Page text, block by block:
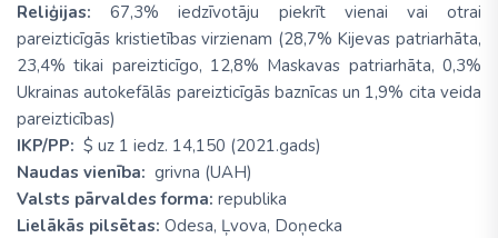
Reliģijas: 67,3% iedzīvotāju piekrīt vienai vai otrai
pareizticīgās kristietības virzienam (28,7% Kijevas patriarhāta,
23,4% tikai pareizticīgo, 12,8% Maskavas patriarhāta, 0,3%
Ukrainas autokefālās pareizticīgās baznīcas un 1,9% cita veida
pareizticības)
IKP/PP: $ uz 1 iedz. 14,150 (2021.gads)
Naudas vienība: grivna (UAH)
Valsts pārvaldes forma: republika
Lielākās pilsētas: Odesa, Ļvova, Doņecka